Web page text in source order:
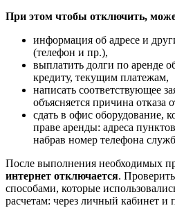
При этом чтобы отключить,
информация об адресе и
(телефон и пр.),
выплатить долги по аренде
кредиту, текущим платежам,
написать соответствующее
объясняется причина отказа
сдать в офис оборудование,
праве аренды: адреса
набрав номер телефона
После выполнения необходимых
интернет отключается.
способами, которые
расчетам: через личный кабинет и